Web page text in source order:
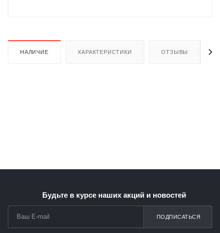
НАЛИЧИЕ ХАРАКТЕРИСТИКИ ОТЗЫВЫ
Будьте в курсе наших акций и новостей
ПОДПИСАТЬСЯ